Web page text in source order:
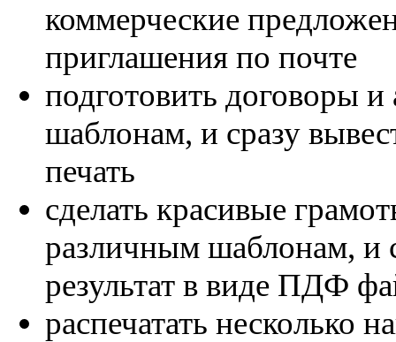
коммерческие
приглашения по почте
подготовить договоры
шаблонам, и сразу
печать
сделать красивые
различным шаблонам, и
результат в виде ПДФ
распечатать несколько